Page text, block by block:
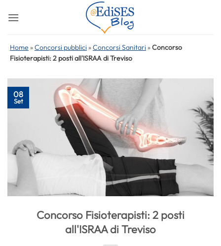
Home »Concorsi pubblici »Concorsi Sanitari »Concorso
Fisioterapisti: 2 posti all'ISRAA di Treviso
08
Set
Concorso Fisioterapisti: 2 posti
all'ISRAA di Treviso